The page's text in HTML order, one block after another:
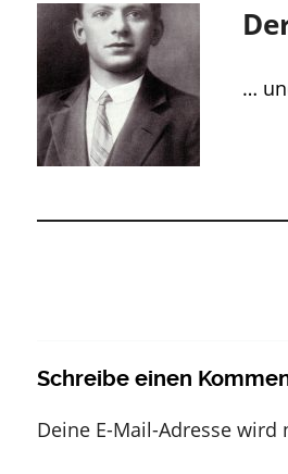
…
Schreibe einen
Deine E-Mail-Adresse